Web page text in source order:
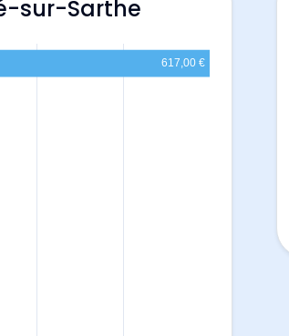
sur-Sarthe